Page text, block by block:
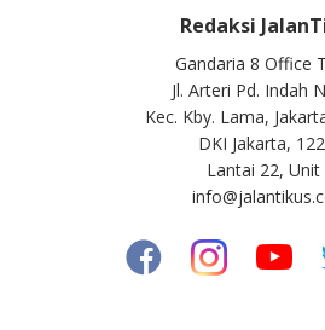
Redaksi
Gandaria 8 Office
Jl. Arteri Pd. Indah
Kec. Kby. Lama,
DKI Jakarta,
Lantai 22, Unit